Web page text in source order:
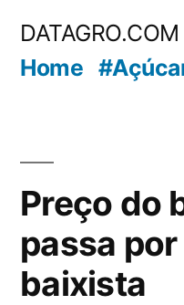
DATAGRO.COM
Home
Preço do
passa
baixista